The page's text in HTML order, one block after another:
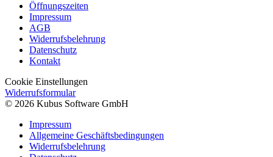
Öffnungszeiten
Impressum
AGB
Widerrufsbelehrung
Datenschutz
Kontakt
Cookie Einstellungen
Widerrufsformular
© 2026 Kubus Software GmbH
Impressum
Allgemeine Geschäftsbedingungen
Widerrufsbelehrung